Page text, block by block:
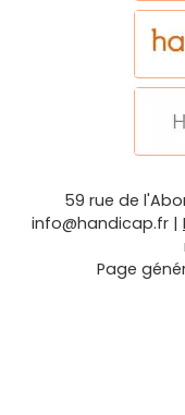
59 rue de
info@handicap.fr |
Page